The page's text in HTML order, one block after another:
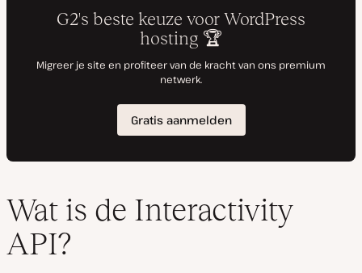
Wat is de Interactivity
API?